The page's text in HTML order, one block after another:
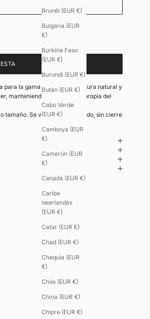
Brunéi (EUR €)
Bulgaria (EUR
€)
Burkina Faso
(EUR €)
Burundi (EUR €)
Bután (EUR €)
Cabo Verde
(EUR €)
Camboya (EUR
€)
Camerún (EUR
€)
Canadá (EUR €)
Caribe
neerlandés
(EUR €)
Catar (EUR €)
Chad (EUR €)
Chequia (EUR
€)
Chile (EUR €)
China (EUR €)
Chipre (EUR €)
la gama U’TURN. Su textura natural y
manteniendo la flexibilidad propia del
tamaño. Se vende por separado, sin cierre